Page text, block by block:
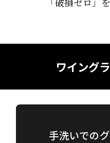
ワイング
手洗いでの